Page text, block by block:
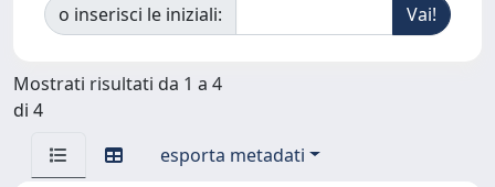
o inserisci le iniziali:
Mostrati risultati da 1 a 4
di 4
esporta metadati